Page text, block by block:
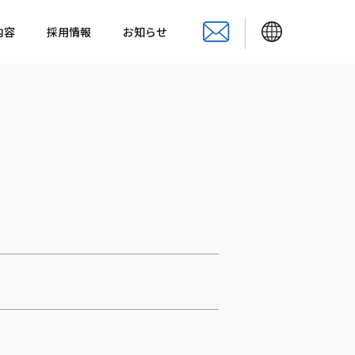
容 採用情報 お知らせ